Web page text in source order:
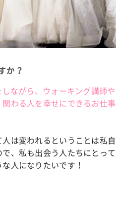
か？
ながら、ウォーキング講師や
わる人を幸せにできるお仕事
は変われるということは私自
、私も出会う人たちにとって
人になりたいです！